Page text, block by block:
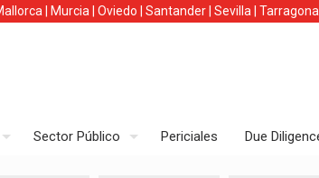
Murcia Oviedo Santander Sevilla Tarragona
Sector Público Periciales Due